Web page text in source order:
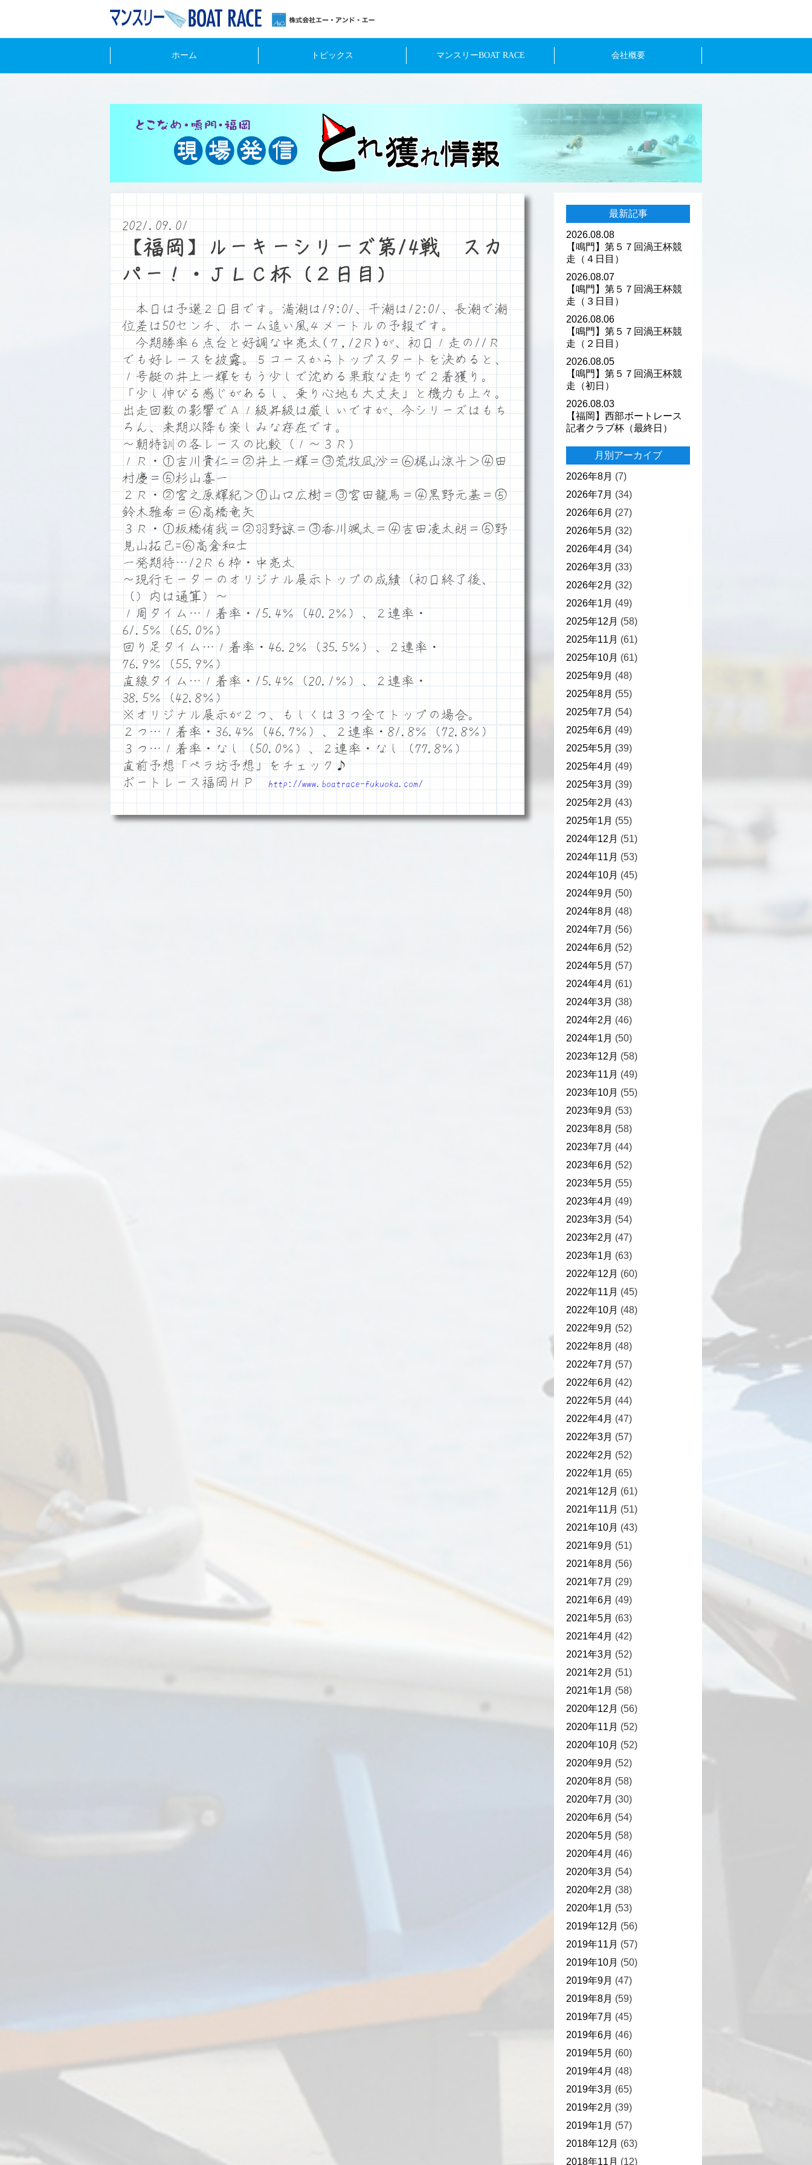
ホーム トピックス マンスリーBOAT RACE 会社概要
2021.09.01
【福岡】ルーキーシリーズ第14戦 スカ
パー！・ＪＬＣ杯（２日目）
本日は予選２日目です。満潮は19:01、干潮は12:01、長潮で潮
位差は50センチ、ホーム追い風４メートルの予報です。
今期勝率６点台と好調な中亮太(７,12Ｒ)が、初日１走の11Ｒ
でも好レースを披露。５コースからトップスタートを決めると、
１号艇の井上一輝をもう少しで沈める果敢な走りで２着獲り。
「少し伸びる感じがあるし、乗り心地も大丈夫」と機力も上々。
出走回数の影響でＡ１級昇級は厳しいですが、今シリーズはもち
ろん、来期以降も楽しみな存在です。
～朝特訓の各レースの比較（１～３Ｒ）
１Ｒ・①吉川貴仁＝②井上一輝＝③荒牧凪沙＝⑥梶山涼斗＞④田
村慶＝⑤杉山喜一
２Ｒ・②宮之原輝紀＞①山口広樹＝③宮田龍馬＝④黒野元基＝⑤
鈴木雅希＝⑥高橋竜矢
３Ｒ・①板橋侑我＝②羽野諒＝③香川颯太＝④吉田凌太朗＝⑤野
見山拓己=⑥高倉和士
一発期待…12Ｒ６枠・中亮太
～現行モーターのオリジナル展示トップの成績（初日終了後、
（）内は通算）～
１周タイム…１着率・15.4％（40.2％）、２連率・
61.5％（65.0％）
回り足タイム…１着率・46.2％（35.5％）、２連率・
76.9％（55.9％）
直線タイム…１着率・15.4％（20.1％）、２連率・
38.5％（42.8％）
※オリジナル展示が２つ、もしくは３つ全てトップの場合。
２つ…１着率・36.4％（46.7％）、２連率・81.8％（72.8％）
３つ…１着率・なし（50.0％）、２連率・なし（77.8％）
直前予想「ペラ坊予想」をチェック♪
ボートレース福岡ＨＰ
http://www.boatrace-fukuoka.com/
最新記事
2026.08.08
【鳴門】第５７回渦王杯競
走（４日目）
2026.08.07
【鳴門】第５７回渦王杯競
走（３日目）
2026.08.06
【鳴門】第５７回渦王杯競
走（２日目）
2026.08.05
【鳴門】第５７回渦王杯競
走（初日）
2026.08.03
【福岡】西部ボートレース
記者クラブ杯（最終日）
月別アーカイブ
2026年8月 (7)
2026年7月 (34)
2026年6月 (27)
2026年5月 (32)
2026年4月 (34)
2026年3月 (33)
2026年2月 (32)
2026年1月 (49)
2025年12月 (58)
2025年11月 (61)
2025年10月 (61)
2025年9月 (48)
2025年8月 (55)
2025年7月 (54)
2025年6月 (49)
2025年5月 (39)
2025年4月 (49)
2025年3月 (39)
2025年2月 (43)
2025年1月 (55)
2024年12月 (51)
2024年11月 (53)
2024年10月 (45)
2024年9月 (50)
2024年8月 (48)
2024年7月 (56)
2024年6月 (52)
2024年5月 (57)
2024年4月 (61)
2024年3月 (38)
2024年2月 (46)
2024年1月 (50)
2023年12月 (58)
2023年11月 (49)
2023年10月 (55)
2023年9月 (53)
2023年8月 (58)
2023年7月 (44)
2023年6月 (52)
2023年5月 (55)
2023年4月 (49)
2023年3月 (54)
2023年2月 (47)
2023年1月 (63)
2022年12月 (60)
2022年11月 (45)
2022年10月 (48)
2022年9月 (52)
2022年8月 (48)
2022年7月 (57)
2022年6月 (42)
2022年5月 (44)
2022年4月 (47)
2022年3月 (57)
2022年2月 (52)
2022年1月 (65)
2021年12月 (61)
2021年11月 (51)
2021年10月 (43)
2021年9月 (51)
2021年8月 (56)
2021年7月 (29)
2021年6月 (49)
2021年5月 (63)
2021年4月 (42)
2021年3月 (52)
2021年2月 (51)
2021年1月 (58)
2020年12月 (56)
2020年11月 (52)
2020年10月 (52)
2020年9月 (52)
2020年8月 (58)
2020年7月 (30)
2020年6月 (54)
2020年5月 (58)
2020年4月 (46)
2020年3月 (54)
2020年2月 (38)
2020年1月 (53)
2019年12月 (56)
2019年11月 (57)
2019年10月 (50)
2019年9月 (47)
2019年8月 (59)
2019年7月 (45)
2019年6月 (46)
2019年5月 (60)
2019年4月 (48)
2019年3月 (65)
2019年2月 (39)
2019年1月 (57)
2018年12月 (63)
2018年11月 (12)